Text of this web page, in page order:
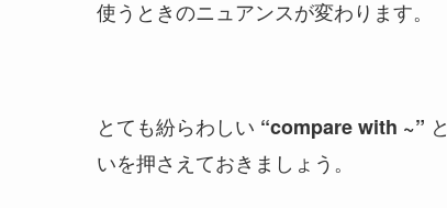
使うときのニュアンスが変わります。
とても紛らわしい “compare with ~” と
いを押さえておきましょう。